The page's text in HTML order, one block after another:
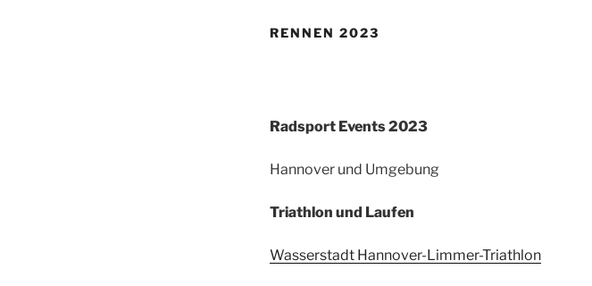
RENNEN 2023
Radsport Events 2023
Hannover und Umgebung
Triathlon und Laufen
Wasserstadt Hannover-Limmer-Triathlon